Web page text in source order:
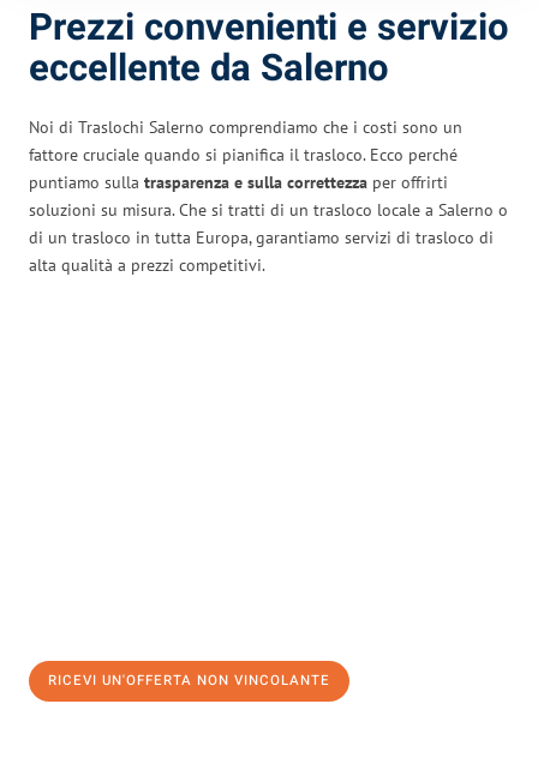
Prezzi convenienti e servizio
eccellente da Salerno
Noi di Traslochi Salerno comprendiamo che i costi sono un
fattore cruciale quando si pianifica il trasloco. Ecco perché
puntiamo sulla trasparenza e sulla correttezza per offrirti
soluzioni su misura. Che si tratti di un trasloco locale a Salerno o
di un trasloco in tutta Europa, garantiamo servizi di trasloco di
alta qualità a prezzi competitivi.
RICEVI UN'OFFERTA NON VINCOLANTE